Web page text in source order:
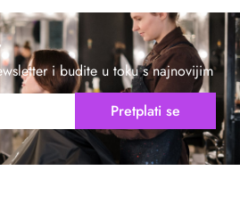
i budite u toku s najnovijim
Pretplati se